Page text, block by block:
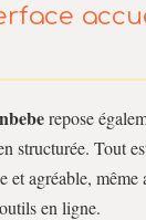
repose
structurée. Tout
et agréable, même
en ligne.